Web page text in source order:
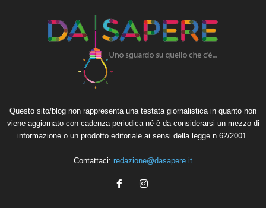
Questo sito/blog non rappresenta una testata giornalistica in quanto non
viene aggiornato con cadenza periodica né è da considerarsi un mezzo di
informazione o un prodotto editoriale ai sensi della legge n.62/2001.
Contattaci: redazione@dasapere.it